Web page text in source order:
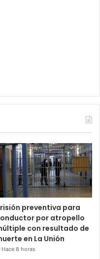
preventiva para
por atropello
con resultado de
en La Unión
Hace 8 horas